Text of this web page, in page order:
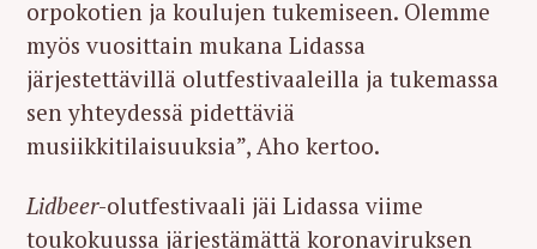
orpokotien ja koulujen tukemiseen. Olemme
myös vuosittain mukana Lidassa
järjestettävillä olutfestivaaleilla ja tukemassa
sen yhteydessä pidettäviä
musiikkitilaisuuksia”, Aho kertoo.
Lidbeer-olutfestivaali jäi Lidassa viime
toukokuussa järjestämättä koronaviruksen